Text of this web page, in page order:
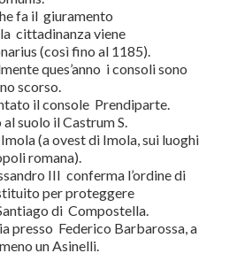
fa il giuramento
cittadinanza viene
(così fino al 1185).
ques’anno i consoli sono
scorso.
il console Prendiparte.
suolo il Castrum S.
(a ovest di Imola, sui luoghi
romana).
III conferma l’ordine di
per proteggere
di Compostella.
presso Federico Barbarossa, a
un Asinelli.